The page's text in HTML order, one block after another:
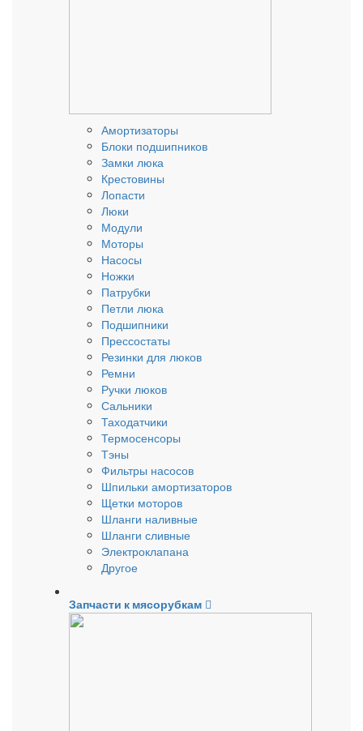
Амортизаторы
Блоки подшипников
Замки люка
Крестовины
Лопасти
Люки
Модули
Моторы
Насосы
Ножки
Патрубки
Петли люка
Подшипники
Прессостаты
Резинки для люков
Ремни
Ручки люков
Сальники
Таходатчики
Термосенсоры
Тэны
Фильтры насосов
Шпильки амортизаторов
Щетки моторов
Шланги наливные
Шланги сливные
Электроклапана
Другое
Запчасти к мясорубкам